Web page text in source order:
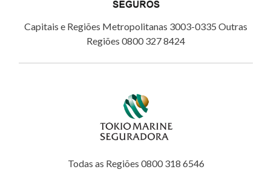
Capitais e Regiões Metropolitanas 3003-0335 Outras
Regiões 0800 327 8424
Todas as Regiões 0800 318 6546